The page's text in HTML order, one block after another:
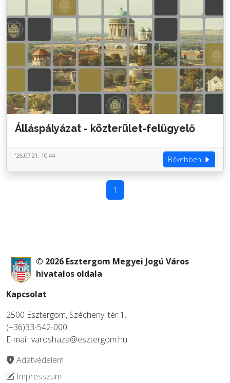
Álláspályázat - közterület-felügyelő
'26.07.21. 10:44 Bővebben
1
© 2026 Esztergom Megyei Jogú Város
hivatalos oldala
Kapcsolat
2500 Esztergom, Széchenyi tér 1.
(+36)33-542-000
E-mail: varoshaza@esztergom.hu
Adatvédelem
Impresszum